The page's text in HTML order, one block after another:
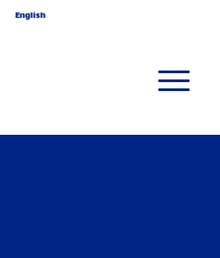
English